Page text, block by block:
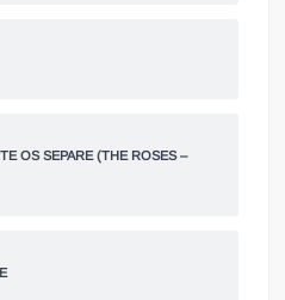
OS SEPARE (THE ROSES –